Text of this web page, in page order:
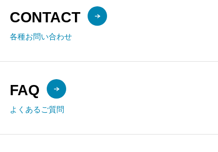
CONTACT
各種お問い合わせ
FAQ
よくあるご質問